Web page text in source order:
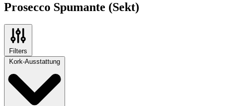
Prosecco Spumante (Sekt)
Filters
Kork-Ausstattung